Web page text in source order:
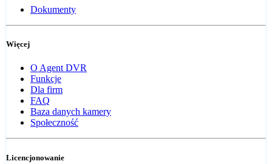
Dokumenty
Więcej
O Agent DVR
Funkcje
Dla firm
FAQ
Baza danych kamery
Społeczność
Licencjonowanie